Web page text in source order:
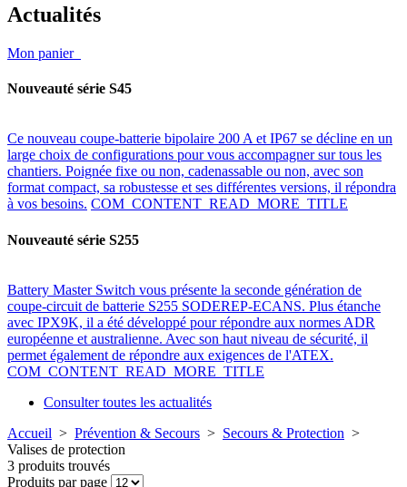
Actualités
Mon panier
Nouveauté série S45
Ce nouveau coupe-batterie bipolaire 200 A et IP67 se décline en un
large choix de configurations pour vous accompagner sur tous les
chantiers. Poignée fixe ou non, cadenassable ou non, avec son
format compact, sa robustesse et ses différentes versions, il répondra
à vos besoins. COM_CONTENT_READ_MORE_TITLE
Nouveauté série S255
Battery Master Switch vous présente la seconde génération de
coupe-circuit de batterie S255 SODEREP-ECANS. Plus étanche
avec IPX9K, il a été développé pour répondre aux normes ADR
européenne et australienne. Avec son haut niveau de sécurité, il
permet également de répondre aux exigences de l'ATEX.
COM_CONTENT_READ_MORE_TITLE
Consulter toutes les actualités
Accueil > Prévention & Secours > Secours & Protection >
Valises de protection
3 produits trouvés
Produits par page